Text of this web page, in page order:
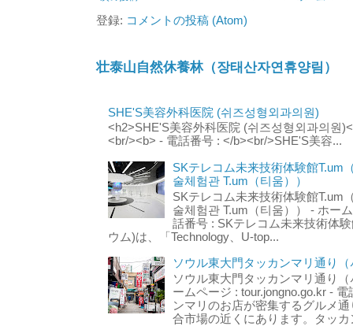
登録: コメントの投稿 (Atom)
壮泰山自然休養林（장태산자연휴양림）
SHE'S美容外科医院 (쉬즈성형외과의원)
<h2>SHE'S美容外科医院 (쉬즈성형외과의원
<br/><b> - 電話番号 : </b><br/>SHE'S美容...
SKテレコム未来技術体験館T.um
술체험관 T.um（티움））
SKテレコム未来技術体験館T.um
술체험관 T.um（티움）） - ホー
話番号 : SKテレコム未来技術体
ウム)は、「Technology、U-top...
ソウル東大門タッカンマリ通り
ソウル東大門タッカンマリ通り
ームページ : tour.jongno.go.kr -
ンマリのお店が密集するグルメ
合市場の近くにあります。タッ